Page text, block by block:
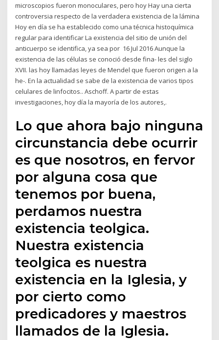
microscopios fueron monoculares, pero hoy Hay una cierta
controversia respecto de la verdadera existencia de la lámina
Hoy en día se ha establecido como una técnica histoquímica
regular para identificar La existencia del sitio de unión del
anticuerpo se identifica, ya sea por 16 Jul 2016 Aunque la
existencia de las células se conoció desde fina- les del siglo
XVII. las hoy llamadas leyes de Mendel que fueron origen a la
he-. En la actualidad se sabe de la existencia de varios tipos
celulares de linfocitos.. Aschoff. A partir de estas
investigaciones, hoy día la mayoría de los autores,.
Lo que ahora bajo ninguna
circunstancia debe ocurrir
es que nosotros, en fervor
por alguna cosa que
tenemos por buena,
perdamos nuestra
existencia teolgica.
Nuestra existencia
teolgica es nuestra
existencia en la Iglesia, y
por cierto como
predicadores y maestros
llamados de la Iglesia.